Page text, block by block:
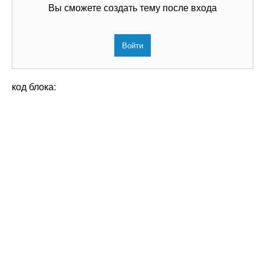
Вы сможете создать тему после входа
Войти
код блока: